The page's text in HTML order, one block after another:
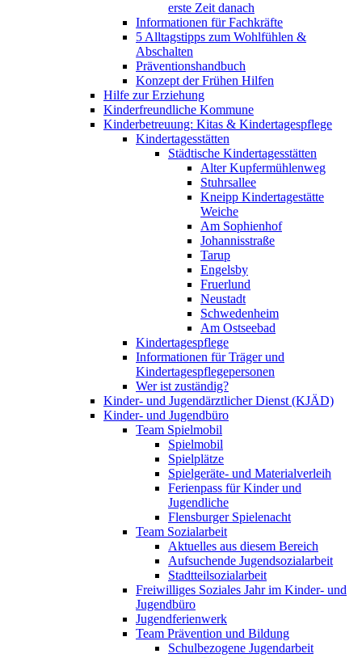
erste Zeit danach
Informationen für Fachkräfte
5 Alltagstipps zum Wohlfühlen &
Abschalten
Präventionshandbuch
Konzept der Frühen Hilfen
Hilfe zur Erziehung
Kinderfreundliche Kommune
Kinderbetreuung: Kitas & Kindertagespflege
Kindertagesstätten
Städtische Kindertagesstätten
Alter Kupfermühlenweg
Stuhrsallee
Kneipp Kindertagestätte
Weiche
Am Sophienhof
Johannisstraße
Tarup
Engelsby
Fruerlund
Neustadt
Schwedenheim
Am Ostseebad
Kindertagespflege
Informationen für Träger und
Kindertagespflegepersonen
Wer ist zuständig?
Kinder- und Jugendärztlicher Dienst (KJÄD)
Kinder- und Jugendbüro
Team Spielmobil
Spielmobil
Spielplätze
Spielgeräte- und Materialverleih
Ferienpass für Kinder und
Jugendliche
Flensburger Spielenacht
Team Sozialarbeit
Aktuelles aus diesem Bereich
Aufsuchende Jugendsozialarbeit
Stadtteilsozialarbeit
Freiwilliges Soziales Jahr im Kinder- und
Jugendbüro
Jugendferienwerk
Team Prävention und Bildung
Schulbezogene Jugendarbeit